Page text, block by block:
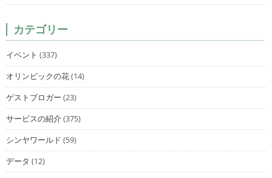
カテゴリー
イベント (337)
オリンピックの花(14)
ゲストブロガー (23)
サービスの紹介(375)
シンヤワールド (59)
データ (12)